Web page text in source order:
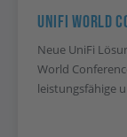
UniFi World
Neue UniFi
World
leistungsfähige